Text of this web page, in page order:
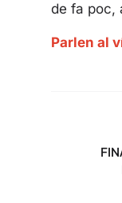
de fa poc,
Parlen al